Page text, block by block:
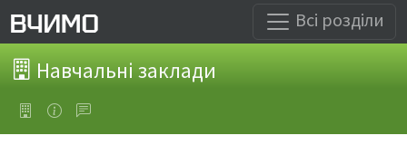
Всі розділи
Навчальні заклади